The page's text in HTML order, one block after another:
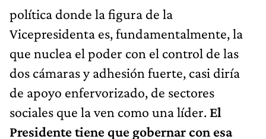
política donde la figura de la
Vicepresidenta es, fundamentalmente, la
que nuclea el poder con el control de las
dos cámaras y adhesión fuerte, casi diría
de apoyo enfervorizado, de sectores
sociales que la ven como una líder. El
Presidente tiene que gobernar con esa